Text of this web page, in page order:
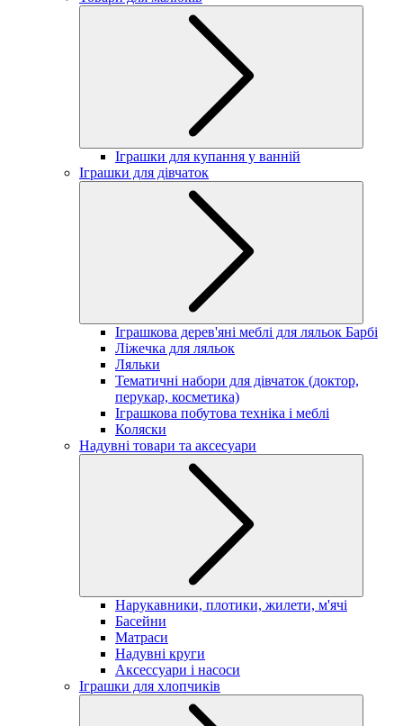
Іграшки для купання у ванній
Іграшки для дівчаток
Іграшкова дерев'яні меблі для ляльок Барбі
Ліжечка для ляльок
Ляльки
Тематичні набори для дівчаток (доктор,
перукар, косметика)
Іграшкова побутова техніка і меблі
Коляски
Надувні товари та аксесуари
Нарукавники, плотики, жилети, м'ячі
Басейни
Матраси
Надувні круги
Аксессуари і насоси
Іграшки для хлопчиків